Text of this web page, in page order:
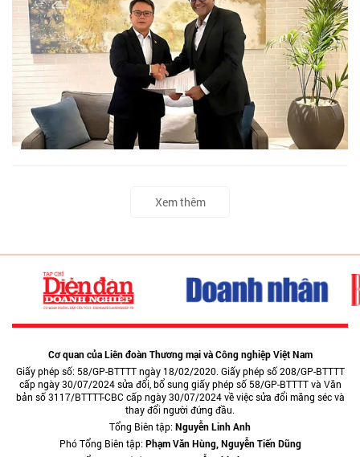
Xem thêm
Cơ quan của Liên đoàn Thương mại và Công nghiệp Việt Nam
Giấy phép số: 58/GP-BTTTT ngày 18/02/2020. Giấy phép số 208/GP-BTTTT
cấp ngày 30/07/2024 sửa đổi, bổ sung giấy phép số 58/GP-BTTTT và Văn
bản số 3117/BTTTT-CBC cấp ngày 30/07/2024 về việc sửa đổi măng séc và
thay đổi người đứng đầu.
Tổng Biên tập:Nguyễn Linh Anh
Phó Tổng Biên tập:Phạm Văn Hùng, Nguyễn Tiến Dũng